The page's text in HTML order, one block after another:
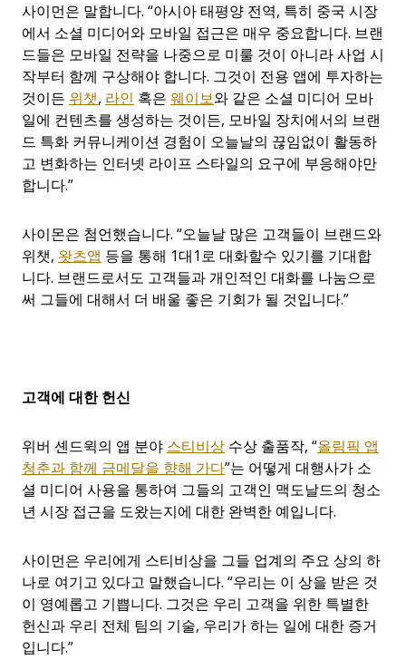
사이먼은 말합니다. “아시아 태평양 전역, 특히 중국 시장
에서 소셜 미디어와 모바일 접근은 매우 중요합니다. 브랜
드들은 모바일 전략을 나중으로 미룰 것이 아니라 사업 시
작부터 함께 구상해야 합니다. 그것이 전용 앱에 투자하는
것이든 위챗, 라인 혹은 웨이보와 같은 소셜 미디어 모바
일에 컨텐츠를 생성하는 것이든, 모바일 장치에서의 브랜
드 특화 커뮤니케이션 경험이 오늘날의 끊임없이 활동하
고 변화하는 인터넷 라이프 스타일의 요구에 부응해야만
합니다.”
사이몬은 첨언했습니다. “오늘날 많은 고객들이 브랜드와
위챗, 왓츠앱 등을 통해 1대1로 대화할수 있기를 기대합
니다. 브랜드로서도 고객들과 개인적인 대화를 나눔으로
써 그들에 대해서 더 배울 좋은 기회가 될 것입니다.”
고객에 대한 헌신
위버 셴드윅의 앱 분야 스티비상 수상 출품작, “올림픽 앱
청춘과 함께 금메달을 향해 가다”는 어떻게 대행사가 소
셜 미디어 사용을 통하여 그들의 고객인 맥도날드의 청소
년 시장 접근을 도왔는지에 대한 완벽한 예입니다.
사이먼은 우리에게 스티비상을 그들 업계의 주요 상의 하
나로 여기고 있다고 말했습니다. “우리는 이 상을 받은 것
이 영예롭고 기쁩니다. 그것은 우리 고객을 위한 특별한
헌신과 우리 전체 팀의 기술, 우리가 하는 일에 대한 증거
입니다.”